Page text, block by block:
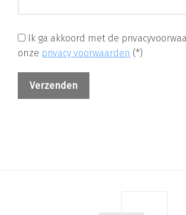
Ik ga akkoord met de
onze privacy voorwaarden (*)